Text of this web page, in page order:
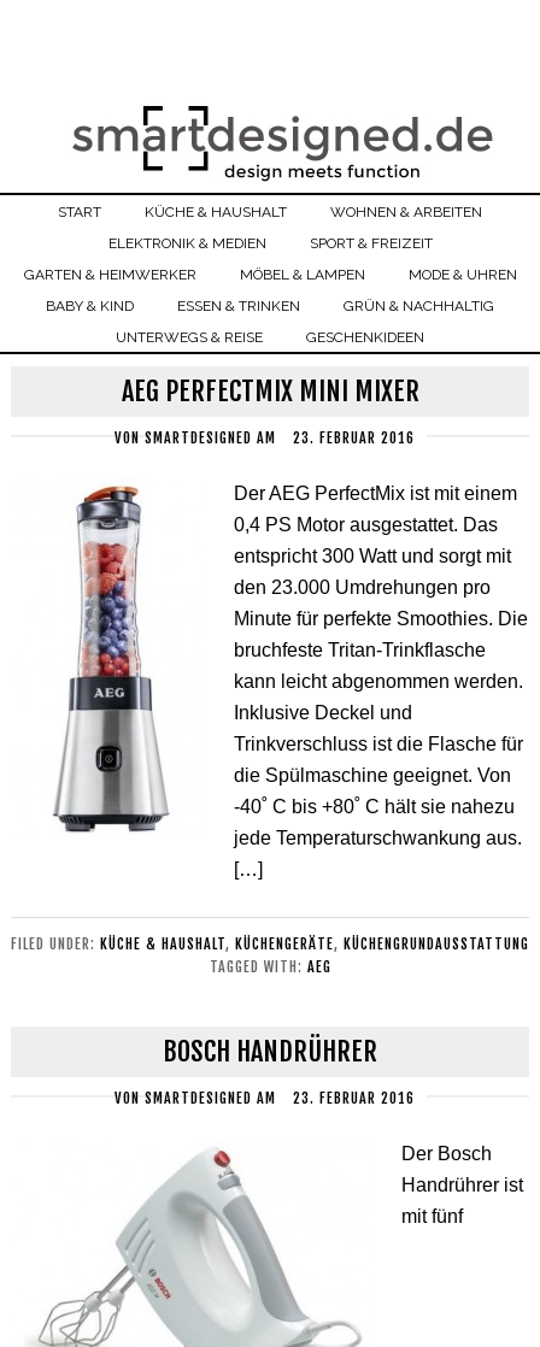
START KÜCHE & HAUSHALT
WOHNEN & ARBEITEN
ELEKTRONIK & MEDIEN
SPORT & FREIZEIT
GARTEN & HEIMWERKER
MÖBEL & LAMPEN
MODE & UHREN
BABY & KIND
ESSEN & TRINKEN
GRÜN & NACHHALTIG
UNTERWEGS & REISE
GESCHENKIDEEN
AEG PERFECTMIX MINI MIXER
VON SMARTDESIGNED AM 23. FEBRUAR 2016
Der AEG PerfectMix ist mit einem
0,4 PS Motor ausgestattet. Das
entspricht 300 Watt und sorgt mit
den 23.000 Umdrehungen pro
Minute für perfekte Smoothies. Die
bruchfeste Tritan-Trinkflasche
kann leicht abgenommen werden.
Inklusive Deckel und
Trinkverschluss ist die Flasche für
die Spülmaschine geeignet. Von
-40˚ C bis +80˚ C hält sie nahezu
jede Temperaturschwankung aus.
[…]
FILED UNDER: KÜCHE & HAUSHALT, KÜCHENGERÄTE, KÜCHENGRUNDAUSSTATTUNG
TAGGED WITH: AEG
BOSCH HANDRÜHRER
VON SMARTDESIGNED AM 23. FEBRUAR 2016
Der Bosch
Handrührer ist
mit fünf